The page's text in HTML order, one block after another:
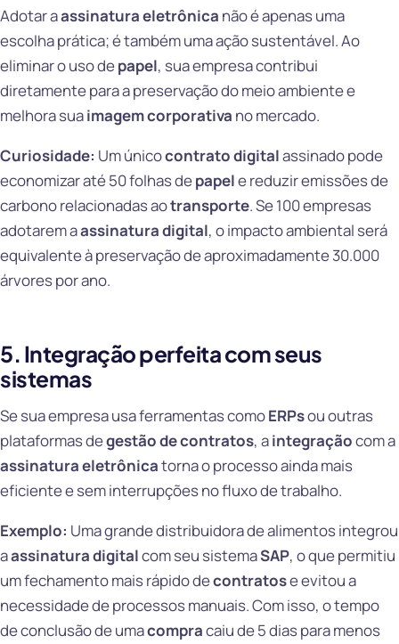
Adotar aassinatura eletrônica não é apenas uma
escolha prática; é também uma ação sustentável. Ao
eliminar o uso depapel, sua empresa contribui
diretamente para a preservação do meio ambiente e
melhora suaimagem corporativa no mercado.
Curiosidade: Um únicocontrato digitalassinado pode
economizar até 50 folhas depapele reduzir emissões de
carbono relacionadas aotransporte. Se 100 empresas
adotarem aassinatura digital, o impacto ambiental será
equivalente à preservação de aproximadamente 30.000
árvores por ano.
5. Integração perfeita com seus
sistemas
Se sua empresa usa ferramentas comoERPsou outras
plataformas degestão de contratos, aintegraçãocom a
assinatura eletrônicatorna o processo ainda mais
eficiente e sem interrupções no fluxo de trabalho.
Exemplo: Uma grande distribuidora de alimentos integrou
aassinatura digitalcom seu sistemaSAP, o que permitiu
um fechamento mais rápido decontratose evitou a
necessidade de processos manuais. Com isso, o tempo
de conclusão de umacompracaiu de 5 dias para menos